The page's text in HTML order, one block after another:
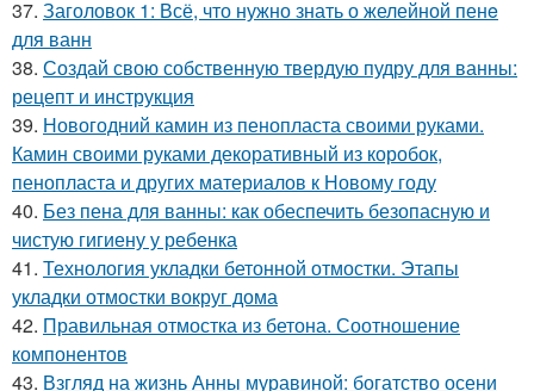
37. Заголовок 1: Всё, что нужно знать о желейной пенe
для ванн
38. Создай свою собственную твердую пудру для ванны:
рецепт и инструкция
39. Новогодний камин из пенопласта своими руками.
Камин своими руками декоративный из коробок,
пенопласта и других материалов к Новому году
40. Без пена для ванны: как обеспечить безопасную и
чистую гигиену у ребенка
41. Технология укладки бетонной отмостки. Этапы
укладки отмостки вокруг дома
42. Правильная отмостка из бетона. Соотношение
компонентов
43. Взгляд на жизнь Анны муравиной: богатство осени